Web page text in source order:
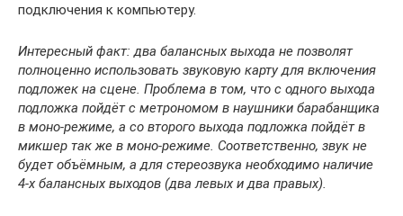
подключения к компьютеру.
Интересный факт: два балансных выхода не позволят
полноценно использовать звуковую карту для включения
подложек на сцене. Проблема в том, что с одного выхода
подложка пойдёт с метрономом в наушники барабанщика
в моно-режиме, а со второго выхода подложка пойдёт в
микшер так же в моно-режиме. Соответственно, звук не
будет объёмным, а для стереозвука необходимо наличие
4-х балансных выходов (два левых и два правых).